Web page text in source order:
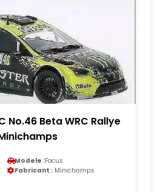
No.46 Beta WRC Rallye
Modele :Focus
Fabricant : Minichamps